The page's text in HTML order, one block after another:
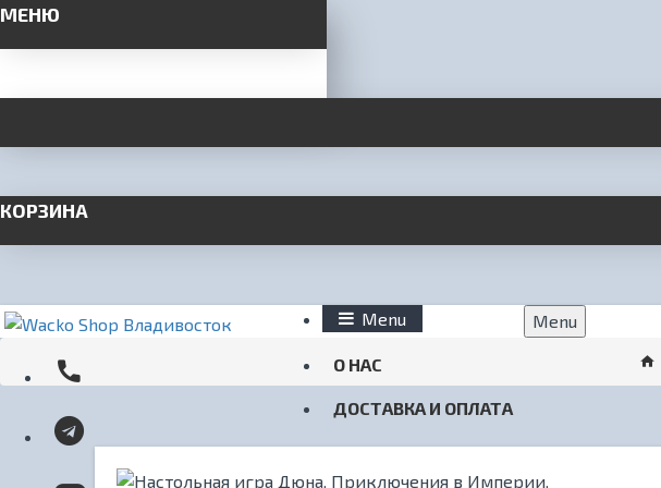
МЕНЮ
КОРЗИНА
Menu
О НАС
ДОСТАВКА И ОПЛАТА
КОНТАКТЫ
Menu